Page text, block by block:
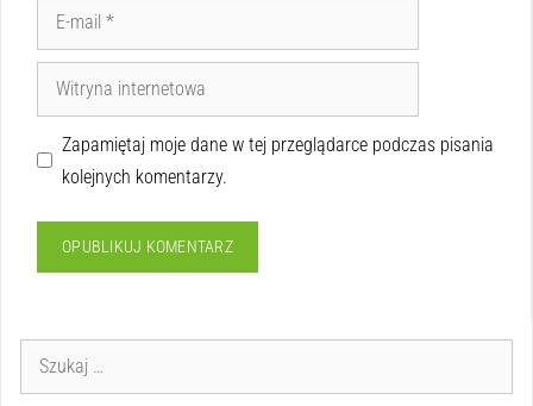
Zapamiętaj moje dane w tej przeglądarce podczas pisania
kolejnych komentarzy.